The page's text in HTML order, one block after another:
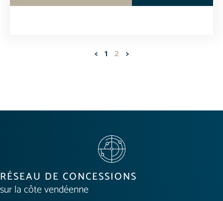
< 1 2 >
RÉSEAU DE CONCESSIONS
sur la côte vendéenne